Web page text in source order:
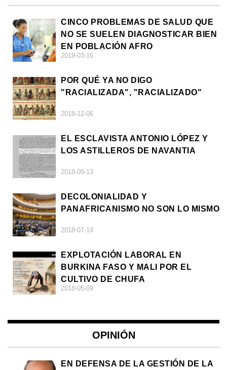
CINCO PROBLEMAS DE SALUD QUE
NO SE SUELEN DIAGNOSTICAR BIEN
EN POBLACIÓN AFRO
2019-03-16
POR QUÉ YA NO DIGO
"RACIALIZADA", "RACIALIZADO"
2018-12-06
EL ESCLAVISTA ANTONIO LÓPEZ Y
LOS ASTILLEROS DE NAVANTIA
2018-09-13
DECOLONIALIDAD Y
PANAFRICANISMO NO SON LO MISMO
2018-07-14
EXPLOTACIÓN LABORAL EN
BURKINA FASO Y MALI POR EL
CULTIVO DE CHUFA
2018-05-09
OPINIÓN
EN DEFENSA DE LA GESTIÓN DE LA